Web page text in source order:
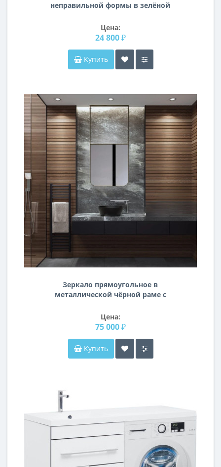
неправильной формы в зелёной
Цена:
24 800 ₽
Купить
Зеркало прямоугольное в
металлической чёрной раме с
Цена:
75 000 ₽
Купить